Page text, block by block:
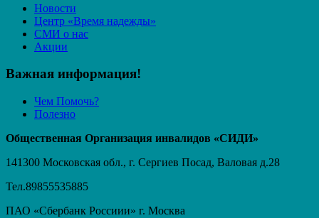
Новости
Центр «Время надежды»
СМИ о нас
Акции
Важная информация!
Чем Помочь?
Полезно
Общественная Организация инвалидов «СИДИ»
141300 Московская обл., г. Сергиев Посад, Валовая д.28
Тел.89855535885
ПАО «Сбербанк Россиии» г. Москва